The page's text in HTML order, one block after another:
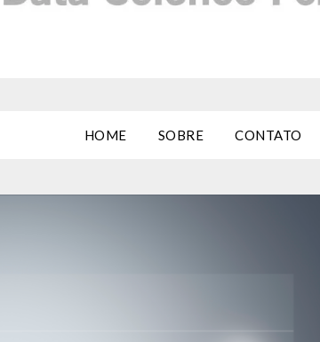
HOME SOBRE CONTATO